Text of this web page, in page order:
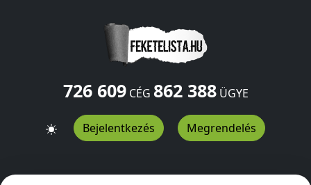
726 609CÉG 862 388ÜGYE
Bejelentkezés Megrendelés